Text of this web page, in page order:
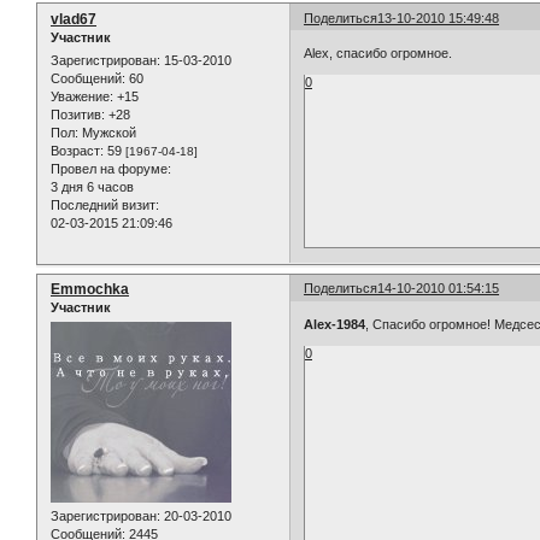
Поделиться13-10-2010 15:49:48
vlad67
Участник
Зарегистрирован: 15-03-2010
Сообщений: 60
Уважение: +15
Позитив: +28
Пол: Мужской
Возраст: 59 [1967-04-18]
Провел на форуме:
3 дня 6 часов
Последний визит:
02-03-2015 21:09:46
Alex, спасибо огромное.
0
Поделиться14-10-2010 01:54:15
Emmochka
Участник
Зарегистрирован: 20-03-2010
Сообщений: 2445
Alex-1984 , Спасибо огромное!
0